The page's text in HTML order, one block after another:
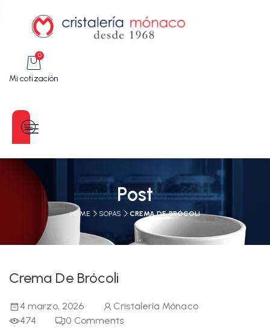
0
Mi cotización
Categorías
Post
HOME SOPAS CREMA DE BRÓCOLI
Crema De Brócoli
4 marzo, 2026
Cristalería Mónaco
474
0 Comments